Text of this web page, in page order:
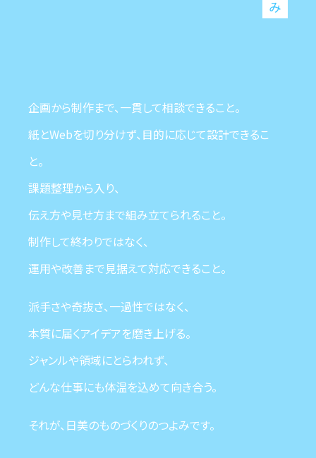
企画から制作まで、一貫して相談できること。
紙とWebを切り分けず、目的に応じて設計できるこ
と。
課題整理から入り、
伝え方や見せ方まで組み立てられること。
制作して終わりではなく、
運用や改善まで見据えて対応できること。
派手さや奇抜さ、一過性ではなく、
本質に届くアイデアを磨き上げる。
ジャンルや領域にとらわれず、
どんな仕事にも体温を込めて向き合う。
それが、日美のものづくりのつよみです。